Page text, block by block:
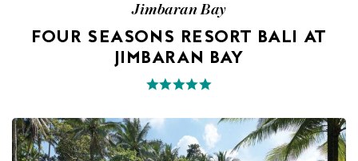
Jimbaran Bay
FOUR SEASONS RESORT BALI AT
JIMBARAN BAY